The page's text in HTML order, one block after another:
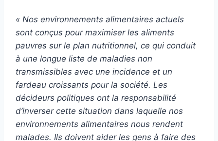
« Nos environnements alimentaires actuels
sont conçus pour maximiser les aliments
pauvres sur le plan nutritionnel, ce qui conduit
à une longue liste de maladies non
transmissibles avec une incidence et un
fardeau croissants pour la société. Les
décideurs politiques ont la responsabilité
d’inverser cette situation dans laquelle nos
environnements alimentaires nous rendent
malades. Ils doivent aider les gens à faire des